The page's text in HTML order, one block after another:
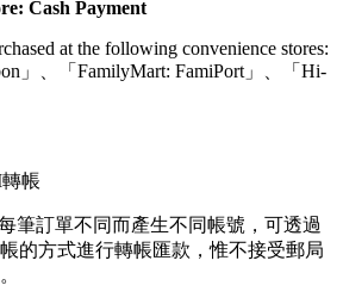
Cash Payment
at the following convenience stores:
」、「 FamilyMart: FamiPort」、 「 Hi-
帳
筆訂單不同而產生不同帳號，可透過
的方式進行轉帳匯款，惟不接受郵局